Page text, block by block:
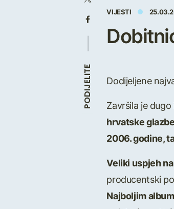
PODIJELITE
VIJESTI
Dodijeljene
Završila je
hrvatske
2006. godine,
Veliki uspjeh
producentski
Najboljim